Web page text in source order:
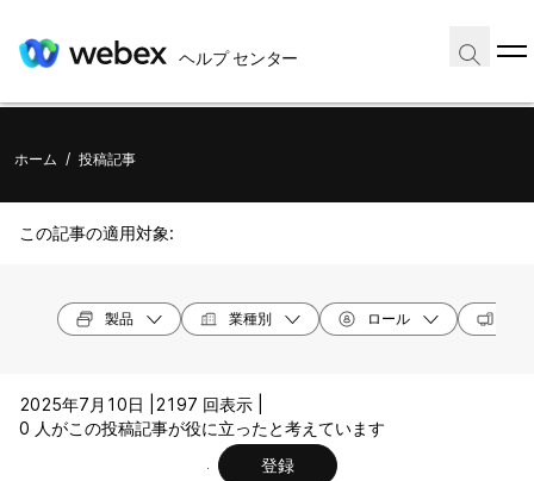
ヘルプ センター
ホーム / 投稿記事
この記事の適用対象:
製品 業種別 ロール
2025年7月10日 |
2197 回表示 |
0 人がこの投稿記事が役に立ったと考えています
登録